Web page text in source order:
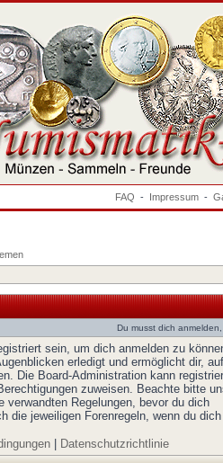
FAQ - Impressum -
Du musst dich
sein, um dich anmelden zu
erledigt und ermöglicht dir, auf
Die Board-Administration kann
zuweisen. Beachte bitte
verwandten Regelungen, bevor du dich
die jeweiligen Forenregeln, wenn du
| Datenschutzrichtlinie